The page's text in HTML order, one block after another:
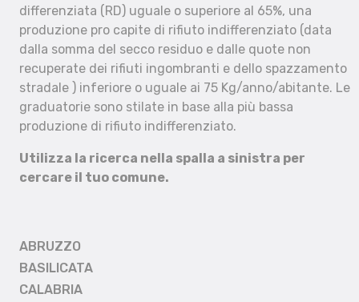
differenziata (RD) uguale o superiore al 65%, una
produzione pro capite di rifiuto indifferenziato (data
dalla somma del secco residuo e dalle quote non
recuperate dei rifiuti ingombranti e dello spazzamento
stradale ) inferiore o uguale ai 75 Kg/anno/abitante. Le
graduatorie sono stilate in base alla più bassa
produzione di rifiuto indifferenziato.
Utilizza la ricerca nella spalla a sinistra per
cercare il tuo comune.
ABRUZZO
BASILICATA
CALABRIA